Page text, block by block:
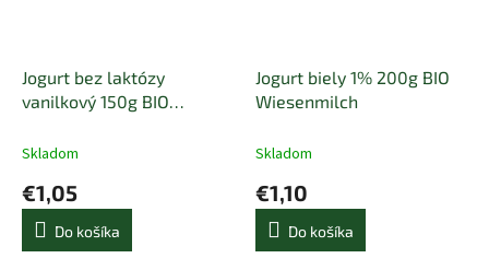
Jogurt bez laktózy
vanilkový 150g BIO
Skladom
€1,05
Do košíka
Jogurt biely 1% 200g BIO
Wiesenmilch
Skladom
€1,10
Do košíka